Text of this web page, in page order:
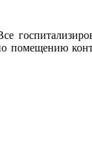
помещению